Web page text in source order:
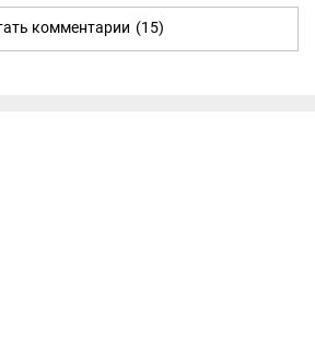
комментарии (15)